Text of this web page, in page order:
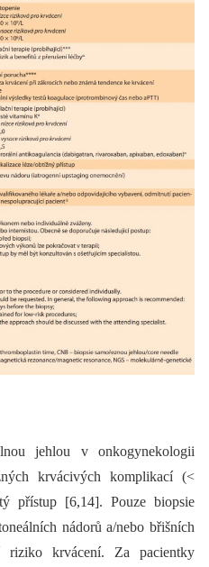
jehlou v onkogynekologii
krvácivých komplikací (<
přístup [6,14]. Pouze biopsie
nádorů a/nebo břišních
riziko krvácení. Za pacientky